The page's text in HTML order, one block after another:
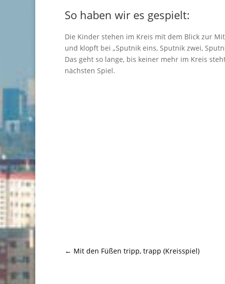
So haben wir es gespielt:
Die Kinder stehen im Kreis mit dem Blick zur
und klopft bei „Sputnik eins, Sputnik zwei,
Das geht so lange, bis keiner mehr im Kreis
nächsten Spiel.
← Mit den Füßen tripp, trapp (Kreisspiel)